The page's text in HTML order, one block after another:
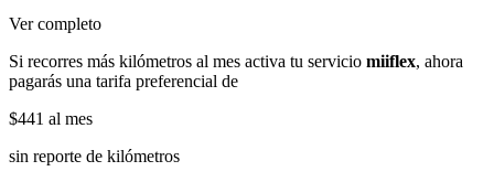
Ver completo
Si recorres más kilómetros al mes activa tu servicio miiflex, ahora
pagarás una tarifa preferencial de
$441 al mes
sin reporte de kilómetros